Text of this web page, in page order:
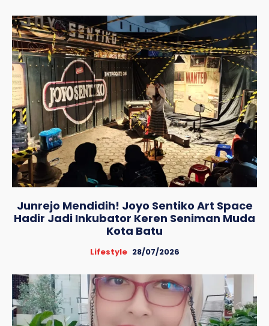
Junrejo Mendidih! Joyo Sentiko Art Space
Hadir Jadi Inkubator Keren Seniman Muda
Kota Batu
Lifestyle 28/07/2026